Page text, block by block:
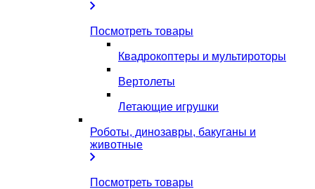
Посмотреть товары
Квадрокоптеры и мультироторы
Вертолеты
Летающие игрушки
Роботы, динозавры, бакуганы и
животные
Посмотреть товары